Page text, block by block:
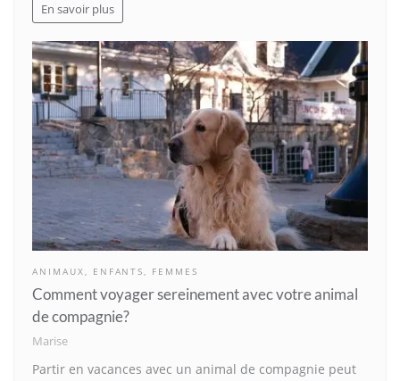
En savoir plus
ANIMAUX, ENFANTS, FEMMES
Comment voyager sereinement avec votre animal
de compagnie?
Marise
Partir en vacances avec un animal de compagnie peut